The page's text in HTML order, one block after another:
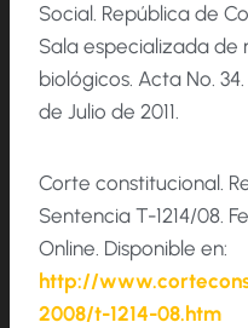
Social. República de
Sala especializada
biológicos. Acta No.
de Julio de 2011.
Corte constitucional.
Sentencia T-1214/08.
Online. Disponible en:
http://
2008/t-1214-08.htm